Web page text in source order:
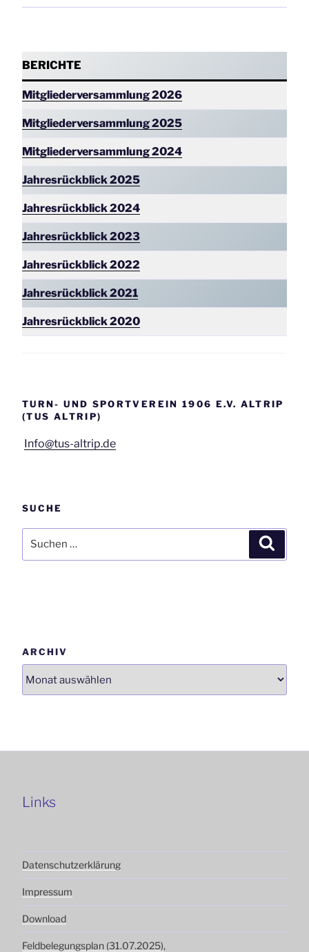
BERICHTE
Mitgliederversammlung 2026
Mitgliederversammlung 2025
Mitgliederversammlung2024
Jahresrückblick 2025
Jahresrückblick 2024
Jahresrückblick 2023
Jahresrückblick 2022
Jahresrückblick 2021
Jahresrückblick 2020
TURN- UND SPORTVEREIN 1906 E.V. ALTRIP
(TUS ALTRIP)
Info@tus-altrip.de
SUCHE
nach:
ARCHIV
Links
Datenschutzerklärung
Impressum
Download
Feldbelegungsplan (31.07.2025),